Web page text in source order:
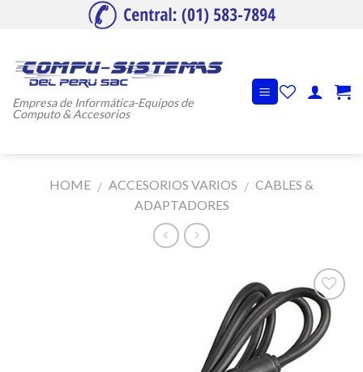
Empresa de Informática-Equipos de
Computo & Accesorios
HOME / ACCESORIOS VARIOS / CABLES &
ADAPTADORES
Añadir